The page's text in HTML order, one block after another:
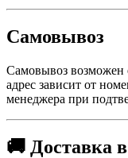
Самовывоз
Самовывоз возможен
адрес зависит от
менеджера при
🚚 Доставка